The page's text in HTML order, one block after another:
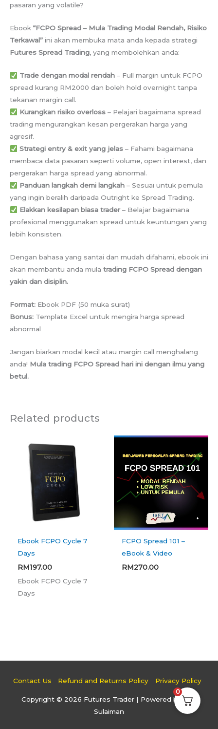
pasaran yang volatile?
Ebook “FCPO Spread – Mula Trading Modal Rendah, Risiko
Terkawal” ini akan membuka mata anda kepada strategi
Futures Spread Trading, yang membolehkan anda:
Trade dengan modal rendah– Full margin untuk FCPO
spread kurang RM2000 dan boleh hold overnight tanpa
tekanan margin call.
Kurangkan risiko overloss– Pelajari bagaimana spread
trading mengurangkan kesan pergerakan harga yang
agresif.
Strategi entry & exit yang jelas– Fahami bagaimana
membaca data pasaran seperti volume, open interest, dan
pergerakan harga spread yang abnormal.
Panduan langkah demi langkah– Sesuai untuk pemula
yang ingin beralih daripada Outright ke Spread Trading.
Elakkan kesilapan biasa trader– Belajar bagaimana
profesional menggunakan spread untuk keuntungan yang
lebih konsisten.
Dengan bahasa yang santai dan mudah difahami, ebook ini
akan membantu anda mula trading FCPO Spread dengan
yakin dan disiplin.
Format: Ebook PDF (50 muka surat)
Bonus: Template Excel untuk mengira harga spread
abnormal
Jangan biarkan modal kecil atau margin call menghalang
anda! Mula trading FCPO Spread hari ini dengan ilmu yang
betul.
Related products
Ebook FCPO Cycle 7
Days
RM197.00
Ebook FCPO Cycle 7
Days
FCPO Spread 101 –
eBook & Video
RM270.00
Contact Us Refund and Returns Policy Privacy Policy
Copyright © 2026 Futures Trader| Powered by Faiz
Sulaiman
0